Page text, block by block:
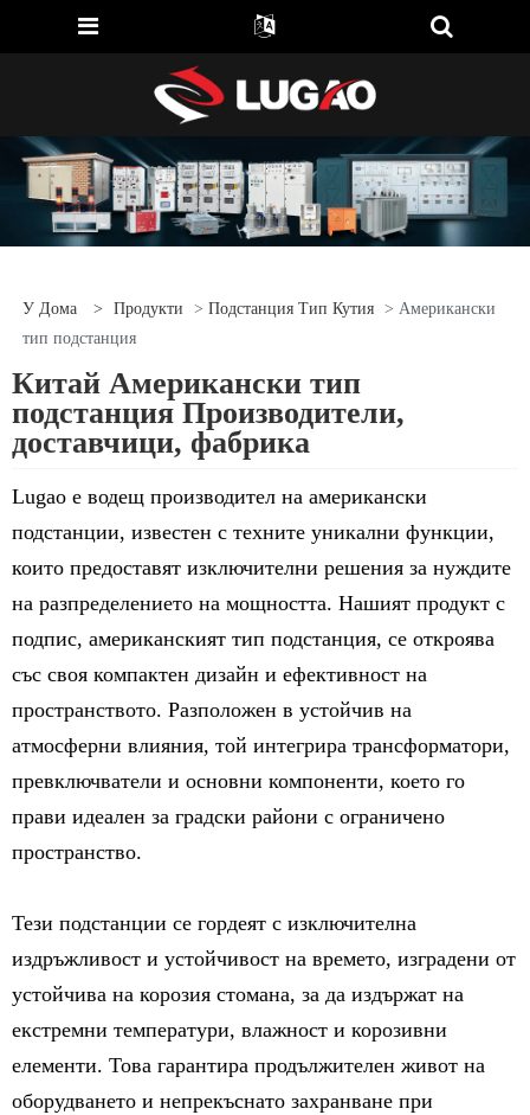
У Дома > Продукти > Подстанция Тип Кутия
> Американски
тип подстанция
Китай Американски тип
подстанция Производители,
доставчици, фабрика
Lugao е водещ производител на американски
подстанции, известен с техните уникални функции,
които предоставят изключителни решения за нуждите
на разпределението на мощността. Нашият продукт с
подпис, американският тип подстанция, се откроява
със своя компактен дизайн и ефективност на
пространството. Разположен в устойчив на
атмосферни влияния, той интегрира трансформатори,
превключватели и основни компоненти, което го
прави идеален за градски райони с ограничено
пространство.
Тези подстанции се гордеят с изключителна
издръжливост и устойчивост на времето, изградени от
устойчива на корозия стомана, за да издържат на
екстремни температури, влажност и корозивни
елементи. Това гарантира продължителен живот на
оборудването и непрекъснато захранване при